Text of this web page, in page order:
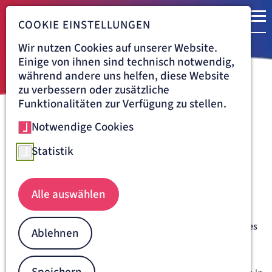
Navigationspfad
MVZ RUR
Das MVZ Rur - Medizinisches
Versorgungszentrum
Das MVZ Rur hat es sich zum Ziel gesetzt, durch die weitere
Verzahnung von ambulantem und stationärem Sektor eine
optimale medizinische Versorgung in allen Teilen des Kreises
Düren sicherzustellen.
Das MVZ Rur ist ein fachärztlich tätiges medizinisches
COOKIE EINSTELLUNGEN
Wir nutzen Cookies auf unserer Website.
Einige von ihnen sind technisch notwendig,
während andere uns helfen, diese Website
zu verbessern oder zusätzliche
Funktionalitäten zur Verfügung zu stellen.
Notwendige Cookies
Statistik
Alle auswählen
Ablehnen